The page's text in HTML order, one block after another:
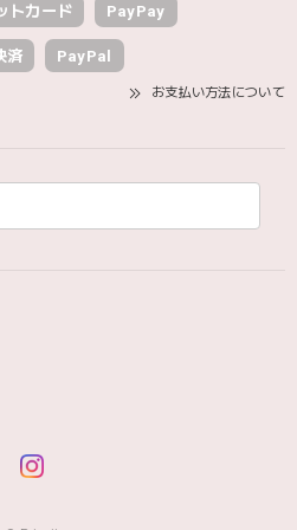
トカード PayPay
済 PayPal
お支払い方法について